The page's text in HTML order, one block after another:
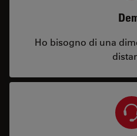
Ho bisogno di una